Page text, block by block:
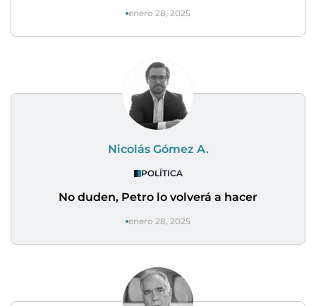
enero 28, 2025
Nicolás Gómez A.
POLÍTICA
No duden, Petro lo volverá a hacer
enero 28, 2025